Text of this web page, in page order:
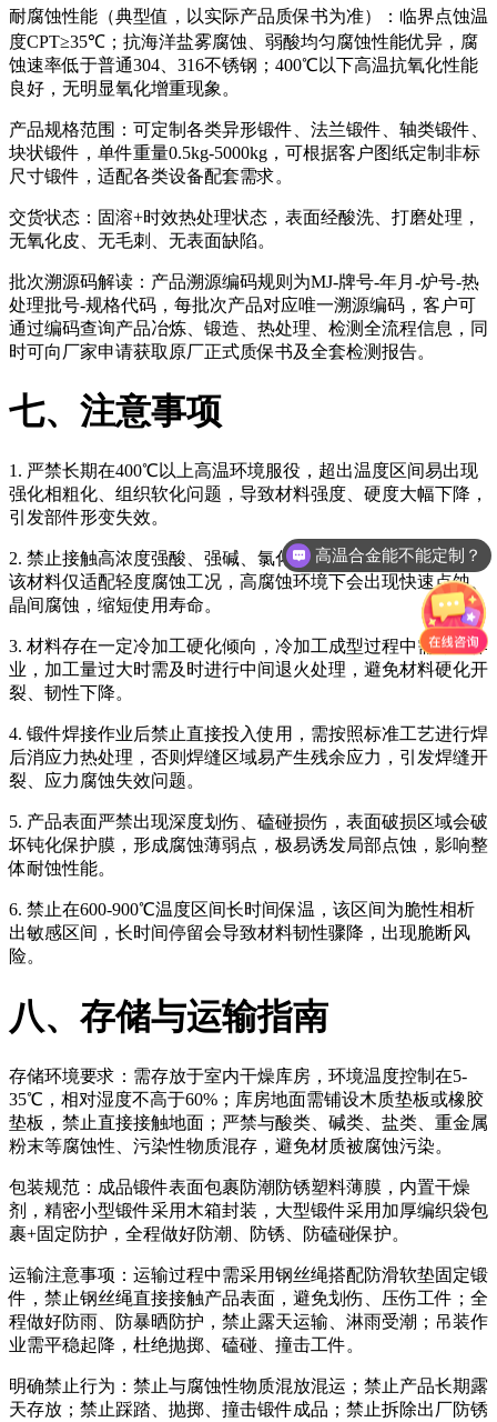
耐腐蚀性能（典型值，以实际产品质保书为准）：临界点蚀温
度CPT≥35℃；抗海洋盐雾腐蚀、弱酸均匀腐蚀性能优异，腐
蚀速率低于普通304、316不锈钢；400℃以下高温抗氧化性能
良好，无明显氧化增重现象。
产品规格范围：可定制各类异形锻件、法兰锻件、轴类锻件、
块状锻件，单件重量0.5kg-5000kg，可根据客户图纸定制非标
尺寸锻件，适配各类设备配套需求。
交货状态：固溶+时效热处理状态，表面经酸洗、打磨处理，
无氧化皮、无毛刺、无表面缺陷。
批次溯源码解读：产品溯源编码规则为MJ-牌号-年月-炉号-热
处理批号-规格代码，每批次产品对应唯一溯源编码，客户可
通过编码查询产品冶炼、锻造、热处理、检测全流程信息，同
时可向厂家申请获取原厂正式质保书及全套检测报告。
七、注意事项
1. 严禁长期在400℃以上高温环境服役，超出温度区间易出现
强化相粗化、组织软化问题，导致材料强度、硬度大幅下降，
引发部件形变失效。
2. 禁止接触高浓度强酸、强碱、氯化物富集的极端腐蚀介质，
该材料仅适配轻度腐蚀工况，高腐蚀环境下会出现快速点蚀、
晶间腐蚀，缩短使用寿命。
3. 材料存在一定冷加工硬化倾向，冷加工成型过程中需分段作
业，加工量过大时需及时进行中间退火处理，避免材料硬化开
裂、韧性下降。
4. 锻件焊接作业后禁止直接投入使用，需按照标准工艺进行焊
后消应力热处理，否则焊缝区域易产生残余应力，引发焊缝开
裂、应力腐蚀失效问题。
5. 产品表面严禁出现深度划伤、磕碰损伤，表面破损区域会破
坏钝化保护膜，形成腐蚀薄弱点，极易诱发局部点蚀，影响整
体耐蚀性能。
6. 禁止在600-900℃温度区间长时间保温，该区间为脆性相析
出敏感区间，长时间停留会导致材料韧性骤降，出现脆断风
险。
八、存储与运输指南
存储环境要求：需存放于室内干燥库房，环境温度控制在5-
35℃，相对湿度不高于60%；库房地面需铺设木质垫板或橡胶
垫板，禁止直接接触地面；严禁与酸类、碱类、盐类、重金属
粉末等腐蚀性、污染性物质混存，避免材质被腐蚀污染。
包装规范：成品锻件表面包裹防潮防锈塑料薄膜，内置干燥
剂，精密小型锻件采用木箱封装，大型锻件采用加厚编织袋包
裹+固定防护，全程做好防潮、防锈、防磕碰保护。
运输注意事项：运输过程中需采用钢丝绳搭配防滑软垫固定锻
件，禁止钢丝绳直接接触产品表面，避免划伤、压伤工件；全
程做好防雨、防暴晒防护，禁止露天运输、淋雨受潮；吊装作
业需平稳起降，杜绝抛掷、磕碰、撞击工件。
明确禁止行为：禁止与腐蚀性物质混放混运；禁止产品长期露
天存放；禁止踩踏、抛掷、撞击锻件成品；禁止拆除出厂防锈
GH4169有没有现货？